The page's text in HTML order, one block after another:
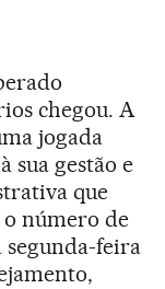
chegou. A
jogada
sua gestão e
que
número de
segunda-feira